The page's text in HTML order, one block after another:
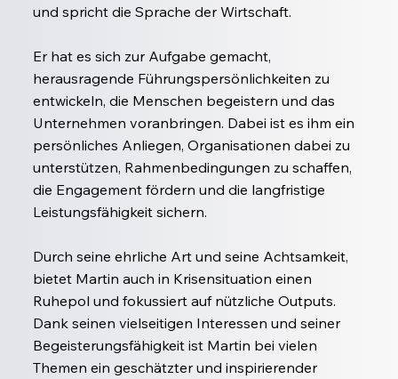
und spricht die Sprache der Wirtschaft.
Er hat es sich zur Aufgabe gemacht,
herausragende Führungspersönlichkeiten zu
entwickeln, die Menschen begeistern und das
Unternehmen voranbringen. Dabei ist es ihm ein
persönliches Anliegen, Organisationen dabei zu
unterstützen, Rahmenbedingungen zu schaffen,
die Engagement fördern und die langfristige
Leistungsfähigkeit sichern.
Durch seine ehrliche Art und seine Achtsamkeit,
bietet Martin auch in Krisensituation einen
Ruhepol und fokussiert auf nützliche Outputs.
Dank seinen vielseitigen Interessen und seiner
Begeisterungsfähigkeit ist Martin bei vielen
Themen ein geschätzter und inspirierender